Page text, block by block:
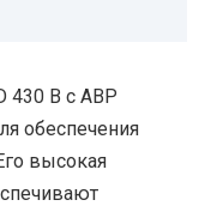
430 B с АВР
обеспечения
высокая